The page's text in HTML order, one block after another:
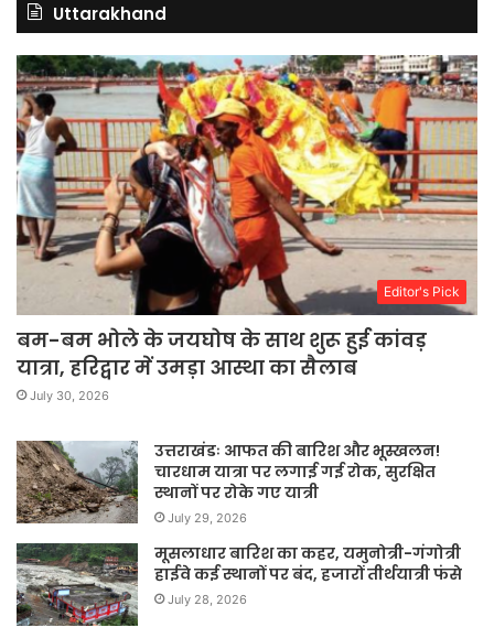
Uttarakhand
Editor's Pick
बम-बम भोले के जयघोष के साथ शुरू हुई कांवड़
यात्रा, हरिद्वार में उमड़ा आस्था का सैलाब
July 30, 2026
उत्तराखंडः आफत की बारिश और भूस्खलन!
चारधाम यात्रा पर लगाई गई रोक, सुरक्षित
स्थानों पर रोके गए यात्री
July 29, 2026
मूसलाधार बारिश का कहर, यमुनोत्री-गंगोत्री
हाईवे कई स्थानों पर बंद, हजारों तीर्थयात्री फंसे
July 28, 2026